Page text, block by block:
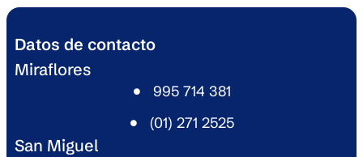
Datos de contacto
Miraflores
995 714 381​
(01) 271 2525​
San Miguel​